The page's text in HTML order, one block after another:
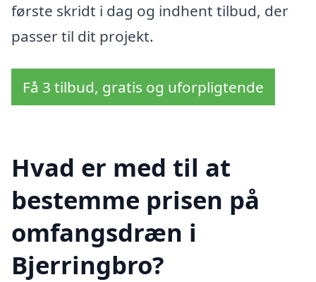
første skridt i dag og indhent tilbud, der
passer til dit projekt.
Få 3 tilbud, gratis og uforpligtende
Hvad er med til at
bestemme prisen på
omfangsdræn i
Bjerringbro?